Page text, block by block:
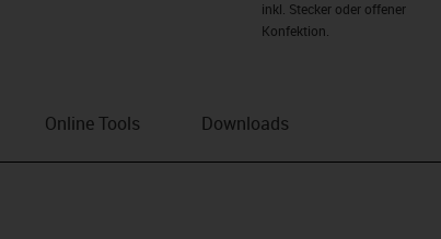
inkl. Stecker oder offener
Konfektion.
Online Tools Downloads